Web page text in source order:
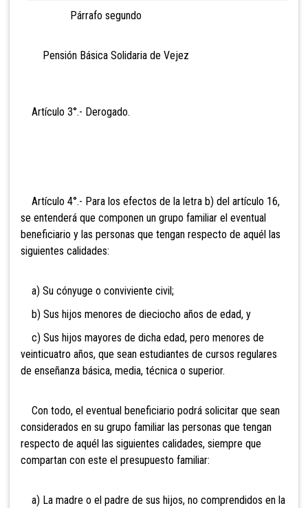
Párrafo segundo
Pensión Básica Solidaria de Vejez
Artículo 3°.- Derogado.
Artículo 4°.- Para los efectos de la letra b) del artículo 16,
se entenderá que componen un grupo familiar el eventual
beneficiario y las personas que tengan respecto de aquél las
siguientes calidades:
a) Su cónyuge o conviviente civil;
b) Sus hijos menores de dieciocho años de edad, y
c) Sus hijos mayores de dicha edad, pero menores de
veinticuatro años, que sean estudiantes de cursos regulares
de enseñanza básica, media, técnica o superior.
Con todo, el eventual beneficiario podrá solicitar que sean
considerados en su grupo familiar las personas que tengan
respecto de aquél las siguientes calidades, siempre que
compartan con este el presupuesto familiar:
a) La madre o el padre de sus hijos, no comprendidos en la